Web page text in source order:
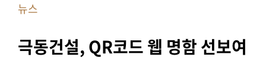
뉴스
극동건설, QR코드 웹 명함 선보여